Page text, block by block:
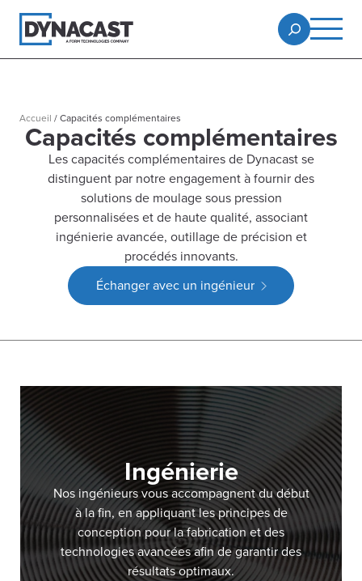
Accueil /Capacités complémentaires
Capacités complémentaires
Les capacités complémentaires de Dynacast se
distinguent par notre engagement à fournir des
solutions de moulage sous pression
personnalisées et de haute qualité, associant
ingénierie avancée, outillage de précision et
procédés innovants.
Échanger avec un ingénieur
Ingénierie
Nos ingénieurs vous accompagnent du début
à la fin, en appliquant les principes de
conception pour la fabrication et des
technologies avancées afin de garantir des
résultats optimaux.